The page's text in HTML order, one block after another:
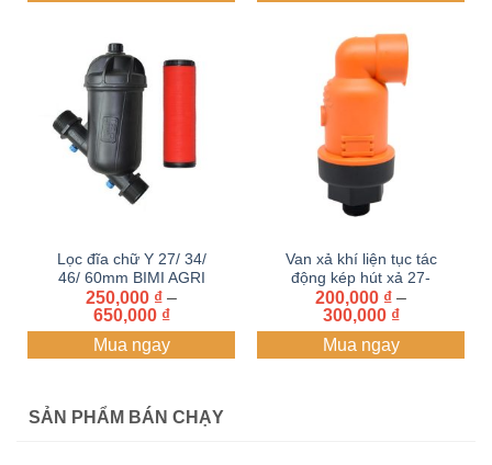
đến
2,100,000
Lọc đĩa chữ Y 27/ 34/
46/ 60mm BIMI AGRI
250,000 ₫ –
650,000 ₫Khoảng
giá:
từ
Mua ngay
Van xả khí liện tục tác
động kép hút xả 27-
34mm
200,000 ₫ –
300,000 ₫Khoảng
giá:
từ
Mua ngay
SẢN PHẨM BÁN CHẠY